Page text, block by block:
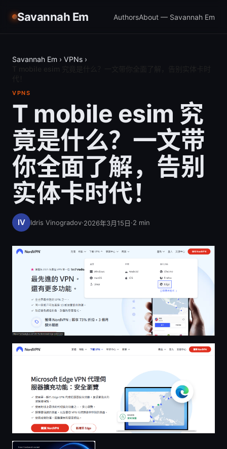
Savannah Em AuthorsAbout — Savannah Em
Savannah Em › VPNs ›
VPNS
T mobile esim 究
竟是什么？一文带
你全面了解，告别
实体卡时代！
Idris Vinogradov·2026年3月15日·2 min